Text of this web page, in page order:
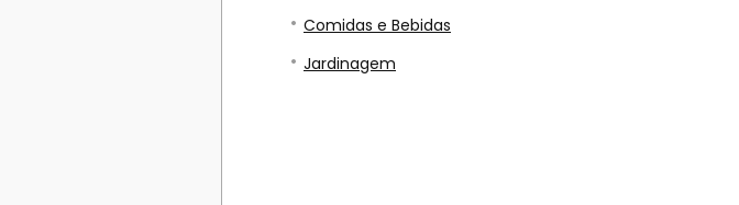
Comidas e Bebidas
Jardinagem